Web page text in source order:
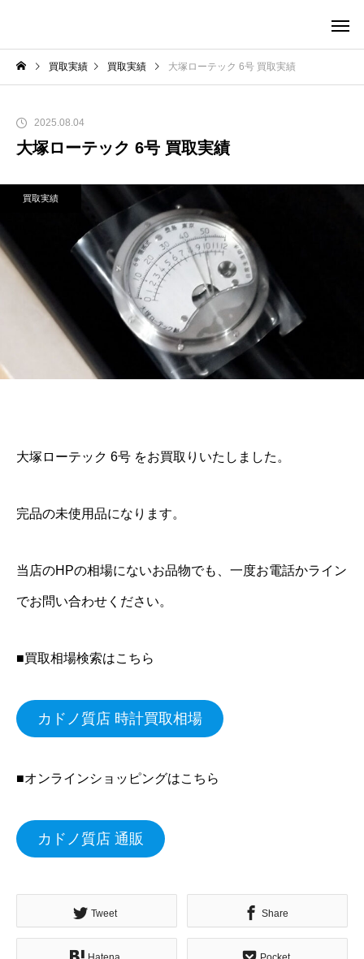
買取実績 買取実績 大塚ローテック 6号 買取実績
2025.08.04
大塚ローテック 6号 買取実績
買取実績
大塚ローテック 6号 をお買取りいたしました。
完品の未使用品になります。
当店のHPの相場にないお品物でも、一度お電話かライン
でお問い合わせください。
■買取相場検索はこちら
カドノ質店 時計買取相場
■オンラインショッピングはこちら
カドノ質店 通販
Tweet Share